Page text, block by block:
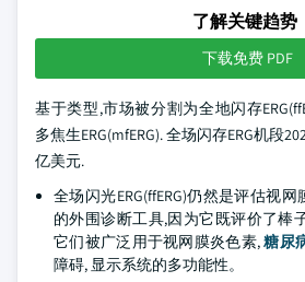
了解关键趋势
下载免费 PDF
基于类型,市场被分割为全地闪存
多焦生ERG(mfERG). 全场闪存ERG机段
亿美元.
全场闪光ERG(ffERG)仍然是评估视
的外围诊断工具,因为它既评价了棒
它们被广泛用于视网膜炎色素,糖尿
障碍, 显示系统的多功能性。